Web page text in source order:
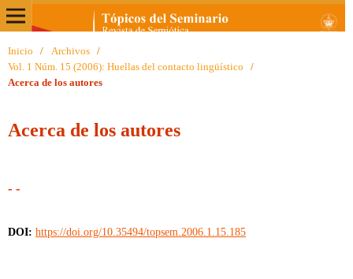
Inicio / Archivos
/
Vol. 1 Núm. 15 (2006): Huellas del contacto lingüístico
/
Acerca de los autores
Acerca de los autores
- -
DOI: https://doi.org/10.35494/topsem.2006.1.15.185